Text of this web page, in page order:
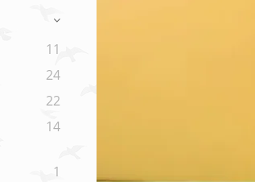
11
24
22
14
1